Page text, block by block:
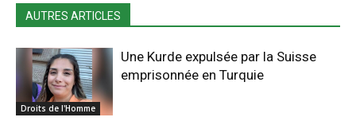
AUTRES ARTICLES
Droits de l'Homme
Une Kurde expulsée par la Suisse
emprisonnée en Turquie